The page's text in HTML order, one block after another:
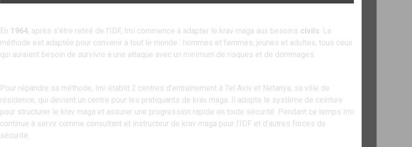
En 1964, après s’être retiré de l’IDF, Imi commence à adapter le krav maga aux besoins civils. La
méthode est adaptée pour convenir à tout le monde : hommes et femmes, jeunes et adultes, tous ceux
qui auraient besoin de survivre à une attaque avec un minimum de risques et de dommages.
Pour répandre sa méthode, Imi établit 2 centres d’entraînement à Tel Aviv et Netanya, sa ville de
résidence, qui devient un centre pour les pratiquants de krav maga. Il adopte le système de ceinture
pour structurer le krav maga et assurer une progression rapide en toute sécurité. Pendant ce temps Imi
continue à servir comme consultant et instructeur de krav maga pour l’IDF et d’autres forces de
sécurité.